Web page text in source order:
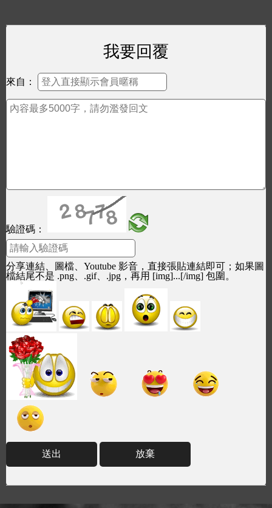
我要回覆
來自：
驗證碼：
分享連結、圖檔、Youtube 影音，直接張貼連結即可；如果圖
檔結尾不是 .png、.gif、.jpg，再用 [img]...[/img] 包圍。
送出 放棄